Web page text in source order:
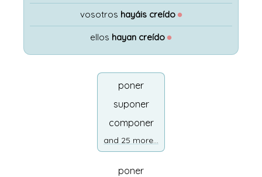
vosotros hayáis creído ●
ellos hayan creído ●
poner
suponer
componer
and 25 more...
poner